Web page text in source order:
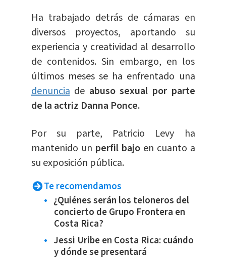
Ha trabajado detrás de cámaras en
diversos proyectos, aportando su
experiencia y creatividad al desarrollo
de contenidos. Sin embargo, en los
últimos meses se ha enfrentado una
denunciade abuso sexual por parte
de la actriz Danna Ponce.
Por su parte, Patricio Levy ha
mantenido un perfil bajo en cuanto a
su exposición pública.
Te recomendamos
¿Quiénes serán los teloneros del
concierto de Grupo Frontera en
Costa Rica?
Jessi Uribe en Costa Rica: cuándo
y dónde se presentará